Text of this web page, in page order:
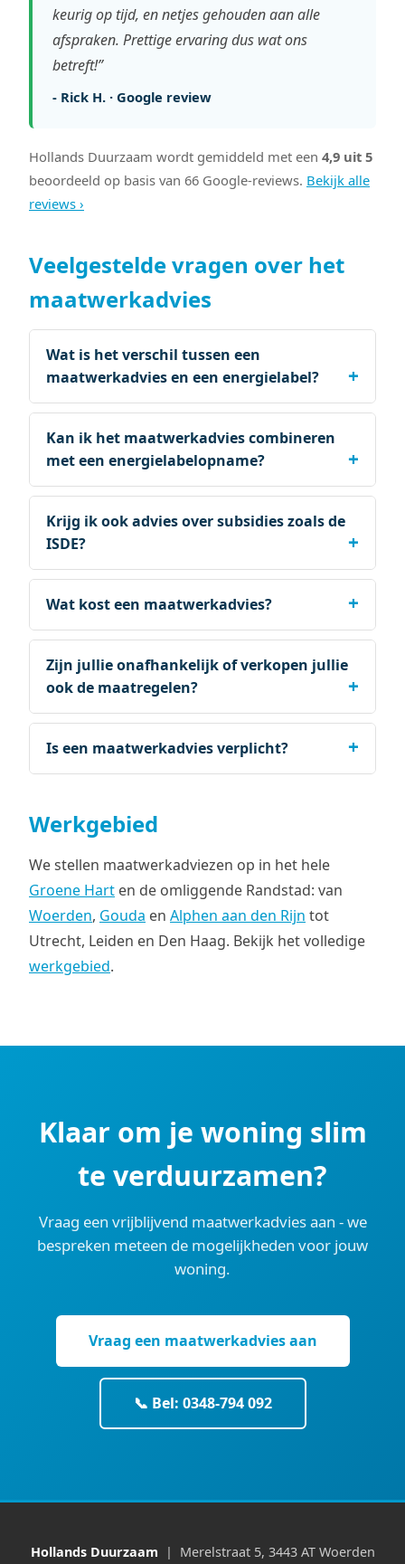
keurig op tijd, en netjes gehouden aan alle
afspraken. Prettige ervaring dus wat ons
betreft!”
- Rick H. · Google review
Hollands Duurzaam wordt gemiddeld met een 4,9 uit 5
beoordeeld op basis van 66 Google-reviews. Bekijk alle
reviews ›
Veelgestelde vragen over het
maatwerkadvies
Wat is het verschil tussen een
maatwerkadvies en een energielabel?
Kan ik het maatwerkadvies combineren
met een energielabelopname?
Krijg ik ook advies over subsidies zoals de
ISDE?
Wat kost een maatwerkadvies?
Zijn jullie onafhankelijk of verkopen jullie
ook de maatregelen?
Is een maatwerkadvies verplicht?
Werkgebied
We stellen maatwerkadviezen op in het hele
Groene Hart en de omliggende Randstad: van
Woerden, Gouda en Alphen aan den Rijn tot
Utrecht, Leiden en Den Haag. Bekijk het volledige
werkgebied.
Klaar om je woning slim
te verduurzamen?
Vraag een vrijblijvend maatwerkadvies aan - we
bespreken meteen de mogelijkheden voor jouw
woning.
Vraag een maatwerkadvies aan
📞 Bel: 0348-794 092
Hollands Duurzaam | Merelstraat 5, 3443 AT Woerden